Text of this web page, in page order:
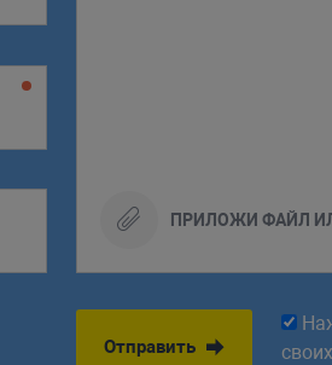
ПРИЛОЖИ ФАЙЛ
Отправить
своих